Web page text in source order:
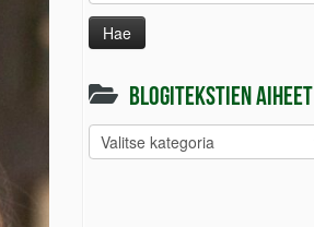
Blogitekstien aiheet
Blogitekstien
aiheet